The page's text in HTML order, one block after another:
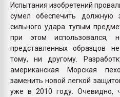
Испытания изобретений
сумел обеспечить
сильного удара тупым
при этом использовался,
представленных образцов
тому, ни другому.
американская Морская
заменить новой легкой
уже в 2010 году. Очевидно,